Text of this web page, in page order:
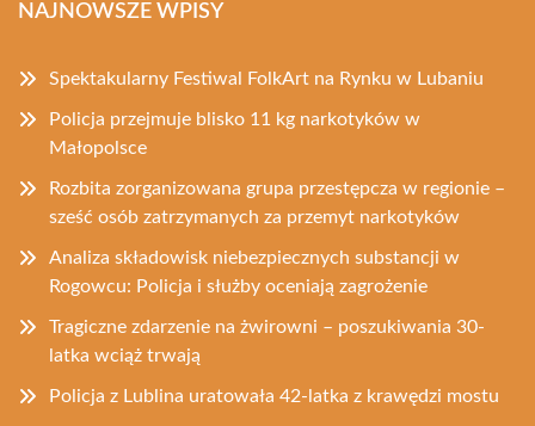
NAJNOWSZE WPISY
Spektakularny Festiwal FolkArt na Rynku w Lubaniu
Policja przejmuje blisko 11 kg narkotyków w
Małopolsce
Rozbita zorganizowana grupa przestępcza w regionie –
sześć osób zatrzymanych za przemyt narkotyków
Analiza składowisk niebezpiecznych substancji w
Rogowcu: Policja i służby oceniają zagrożenie
Tragiczne zdarzenie na żwirowni – poszukiwania 30-
latka wciąż trwają
Policja z Lublina uratowała 42-latka z krawędzi mostu